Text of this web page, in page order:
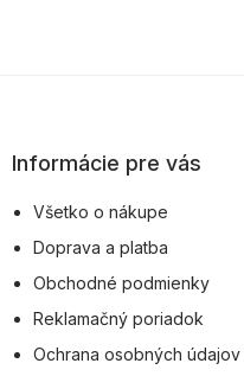
pInformácie pre vás
Všetko o nákupe
Doprava a platba
Obchodné podmienky
Reklamačný poriadok
Ochrana osobných údajov